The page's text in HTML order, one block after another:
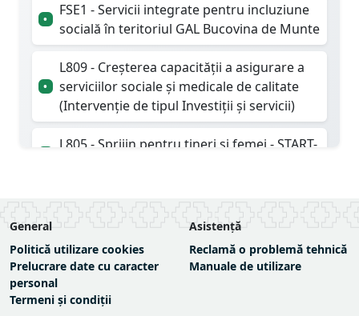
•
FSE1 - Servicii integrate pentru incluziune
socială în teritoriul GAL Bucovina de Munte
•
L809 - Creșterea capacității a asigurare a
serviciilor sociale și medicale de calitate
(Intervenție de tipul Investiții și servicii)
L805 - Sprijin pentru tineri și femei - START-
•
L810 - Conservarea și valorificarea
patrimoniului cultural și tradițional din
teritoriu (Intervenție de tipul Investiții și
servicii)
•
L708 - Activități de cooperare a GAL-urilor
General
Politică utilizare cookies
Prelucrare date cu caracter
personal
Termeni și condiții
Asistență
Reclamă o problemă tehnică
Manuale de utilizare